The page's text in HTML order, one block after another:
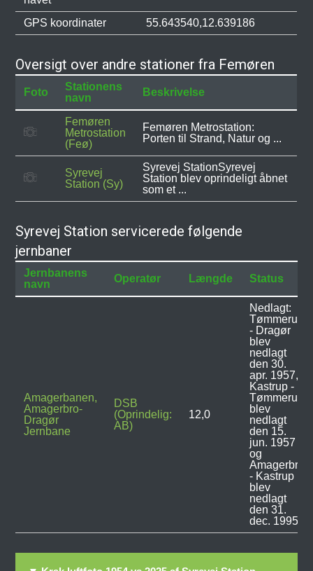
GPS koordinater 55.643540,12.639186
Oversigt over andre stationer fra Femøren
Foto
Stationens
navn
Beskrivelse
Femøren
Metrostation
(Feø)
Femøren Metrostation:
Porten til Strand, Natur og ...
Syrevej
Station (Sy)
Syrevej StationSyrevej
Station blev oprindeligt åbnet
som et ...
Syrevej Station servicerede følgende
jernbaner
Jernbanens
navn
Operatør Længde Status
Amagerbanen,
Amagerbro-
Dragør
Jernbane
DSB
(Oprindelig:
AB)
12,0
Nedlagt:
Tømmerup
- Dragør
blev
nedlagt
den 30.
apr. 1957,
Kastrup -
Tømmerup
blev
nedlagt
den 15.
jun. 1957
og
Amagerbro
- Kastrup
blev
nedlagt
den 31.
dec. 1995.